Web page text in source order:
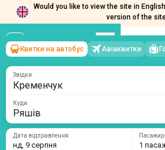
Would you like to view the site in
version of the
Кременчук→Ряшів
нд, 9 серпня/1 пасажир
Квитки на автобус Авіаквитки
Звідки
Куди
Дата відправлення
нд, 9 серпня 1